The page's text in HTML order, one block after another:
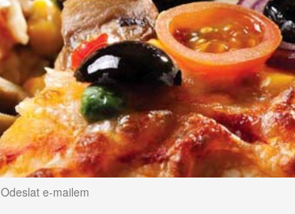
Odeslat e-mailem